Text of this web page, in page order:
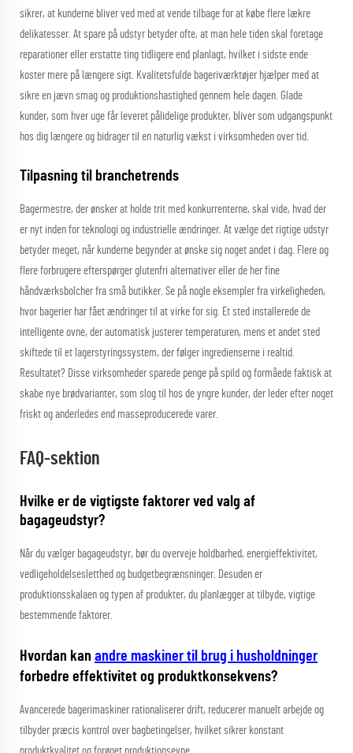
sikrer, at kunderne bliver ved med at vende tilbage for at købe flere lækre
delikatesser. At spare på udstyr betyder ofte, at man hele tiden skal foretage
reparationer eller erstatte ting tidligere end planlagt, hvilket i sidste ende
koster mere på længere sigt. Kvalitetsfulde bageriværktøjer hjælper med at
sikre en jævn smag og produktionshastighed gennem hele dagen. Glade
kunder, som hver uge får leveret pålidelige produkter, bliver som udgangspunkt
hos dig længere og bidrager til en naturlig vækst i virksomheden over tid.
Tilpasning til branchetrends
Bagermestre, der ønsker at holde trit med konkurrenterne, skal vide, hvad der
er nyt inden for teknologi og industrielle ændringer. At vælge det rigtige udstyr
betyder meget, når kunderne begynder at ønske sig noget andet i dag. Flere og
flere forbrugere efterspørger glutenfri alternativer eller de her fine
håndværksbolcher fra små butikker. Se på nogle eksempler fra virkeligheden,
hvor bagerier har fået ændringer til at virke for sig. Et sted installerede de
intelligente ovne, der automatisk justerer temperaturen, mens et andet sted
skiftede til et lagerstyringssystem, der følger ingredienserne i realtid.
Resultatet? Disse virksomheder sparede penge på spild og formåede faktisk at
skabe nye brødvarianter, som slog til hos de yngre kunder, der leder efter noget
friskt og anderledes end masseproducerede varer.
FAQ-sektion
Hvilke er de vigtigste faktorer ved valg af
bagageudstyr?
Når du vælger bagageudstyr, bør du overveje holdbarhed, energieffektivitet,
vedligeholdelsesletthed og budgetbegrænsninger. Desuden er
produktionsskalaen og typen af produkter, du planlægger at tilbyde, vigtige
bestemmende faktorer.
Hvordan kan andre maskiner til brug i husholdninger
forbedre effektivitet og produktkonsekvens?
Avancerede bagerimaskiner rationaliserer drift, reducerer manuelt arbejde og
tilbyder præcis kontrol over bagbetingelser, hvilket sikrer konstant